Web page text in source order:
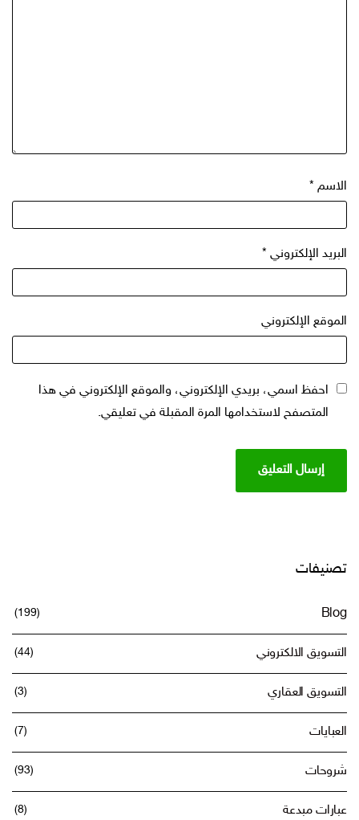
الاسم *
البريد الإلكتروني *
الموقع الإلكتروني
احفظ اسمي، بريدي الإلكتروني، والموقع الإلكتروني في هذا
المتصفح لاستخدامها المرة المقبلة في تعليقي.
تصنيفات
Blog
(199)
التسويق الالكتروني (44)
التسويق العقاري (3)
العبايات (7)
شروحات (93)
عبارات مبدعة (8)